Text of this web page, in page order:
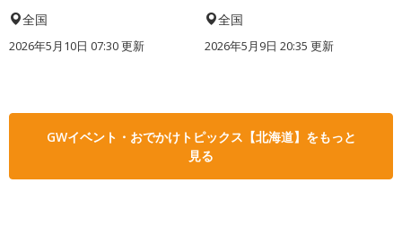
全国
2026年5月10日 07:30 更新
全国
2026年5月9日 20:35 更新
GWイベント・おでかけトピックス【北海道】をもっと
見る